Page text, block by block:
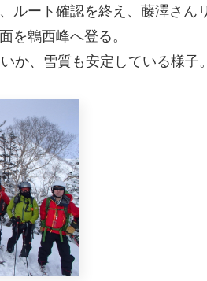
ルート確認を終え、藤澤さん
を鵯西峰へ登る。
か、雪質も安定している様